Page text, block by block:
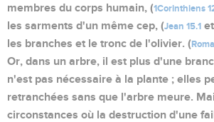
membres du corps humain, (1Corinthiens
les sarments d'un même cep, (Jean 15.1
les branches et le tronc de l'olivier. (
Or, dans un arbre, il est plus d'une
n'est pas nécessaire à la plante ; elles
retranchées sans que l'arbre meure.
circonstances où la destruction d'une